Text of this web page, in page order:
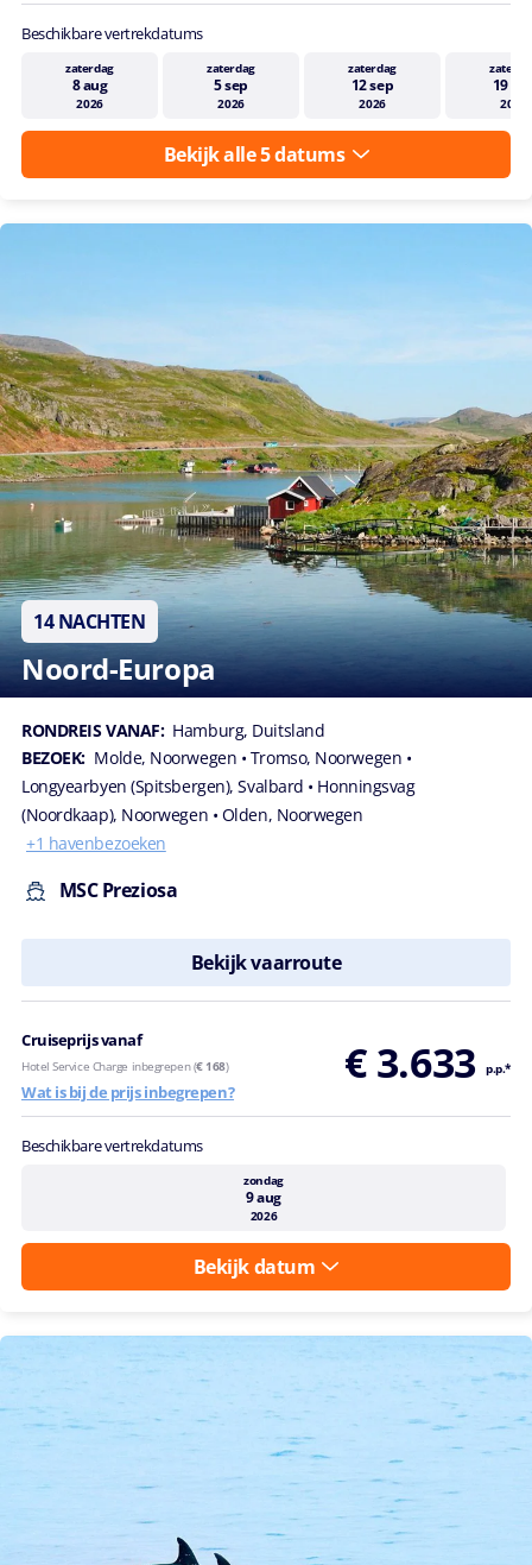
Beschikbare vertrekdatums
zaterdag
8 aug
2026
zaterdag
5 sep
2026
zaterdag
12 sep
2026
19
2026
Bekijk alle 5 datums
14 NACHTEN
Noord-Europa
RONDREIS VANAF: Hamburg, Duitsland
BEZOEK: Molde, Noorwegen • Tromso, Noorwegen •
Longyearbyen (Spitsbergen), Svalbard • Honningsvag
(Noordkaap), Noorwegen • Olden, Noorwegen
+1 havenbezoeken
MSC Preziosa
Bekijk vaarroute
Cruiseprijs vanaf € 3.633 p.p.*
Hotel Service Charge inbegrepen (€ 168)
Wat is bij de prijs inbegrepen?
Beschikbare vertrekdatums
zondag
9 aug
2026
Bekijk datum